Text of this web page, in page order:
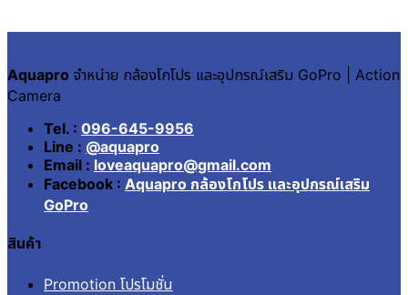
Aquapro จำหน่าย กล้องโกโปร และอุปกรณ์เสริม GoPro | Action
Camera
Tel. : 096-645-9956
Line : @aquapro
Email : loveaquapro@gmail.com
Facebook : Aquapro กล้องโกโปร และอุปกรณ์เสริม
GoPro
สินค้า
Promotion โปรโมชั่น